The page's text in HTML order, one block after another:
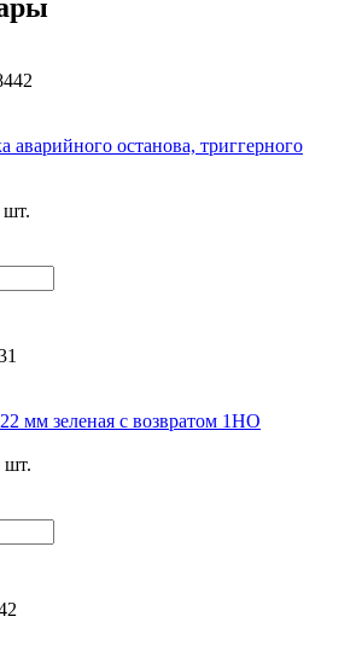
останова, триггерного
шт.
мм зеленая с возвратом 1НО
шт.